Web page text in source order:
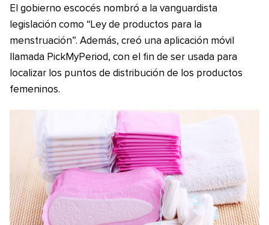
El gobierno escocés nombró a la vanguardista
legislación como “Ley de productos para la
menstruación”. Además, creó una aplicación móvil
llamada PickMyPeriod, con el fin de ser usada para
localizar los puntos de distribución de los productos
femeninos.